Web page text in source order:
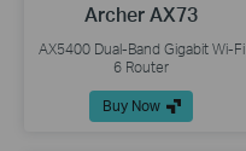
Archer AX73
AX5400 Dual-Band Gigabit Wi-Fi
6 Router
Buy Now